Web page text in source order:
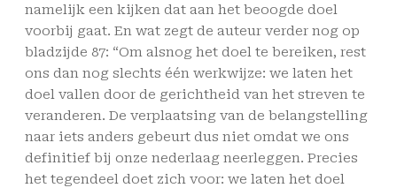
namelijk een kijken dat aan het beoogde doel
voorbij gaat. En wat zegt de auteur verder nog op
bladzijde 87: “Om alsnog het doel te bereiken, rest
ons dan nog slechts één werkwijze: we laten het
doel vallen door de gerichtheid van het streven te
veranderen. De verplaatsing van de belangstelling
naar iets anders gebeurt dus niet omdat we ons
definitief bij onze nederlaag neerleggen. Precies
het tegendeel doet zich voor: we laten het doel